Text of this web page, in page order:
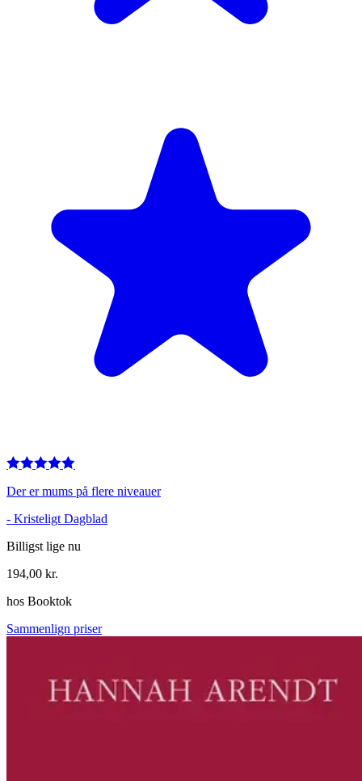
Der er mums på flere niveauer
- Kristeligt Dagblad
Billigst lige nu
194,00 kr.
hos Booktok
Sammenlign priser